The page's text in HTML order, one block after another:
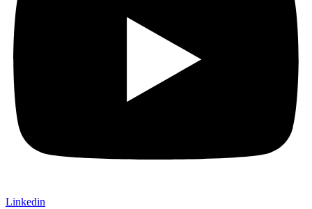
Linkedin